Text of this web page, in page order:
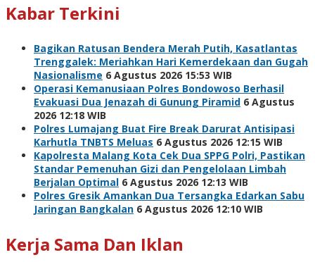
Kabar Terkini
Bagikan Ratusan Bendera Merah Putih, Kasatlantas
Trenggalek: Meriahkan Hari Kemerdekaan dan Gugah
Nasionalisme 6 Agustus 2026 15:53 WIB
Operasi Kemanusiaan Polres Bondowoso Berhasil
Evakuasi Dua Jenazah di Gunung Piramid 6 Agustus
2026 12:18 WIB
Polres Lumajang Buat Fire Break Darurat Antisipasi
Karhutla TNBTS Meluas 6 Agustus 2026 12:15 WIB
Kapolresta Malang Kota Cek Dua SPPG Polri, Pastikan
Standar Pemenuhan Gizi dan Pengelolaan Limbah
Berjalan Optimal 6 Agustus 2026 12:13 WIB
Polres Gresik Amankan Dua Tersangka Edarkan Sabu
Jaringan Bangkalan 6 Agustus 2026 12:10 WIB
Kerja Sama Dan Iklan